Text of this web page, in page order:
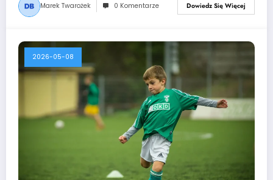
Marek Twarożek 0 Komentarze Dowiedz Się Więcej
2026-05-08